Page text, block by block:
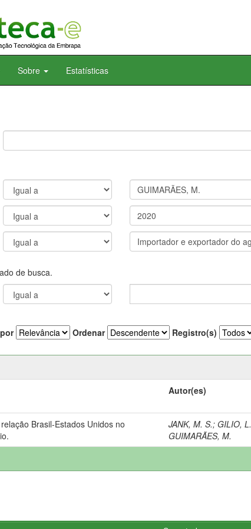
Sobre Estatísticas
de busca.
Ordenar Registro(s)
Autor(es)
Brasil-Estados Unidos no
JANK, M. S.;GILIO, L.
GUIMARÃES, M.